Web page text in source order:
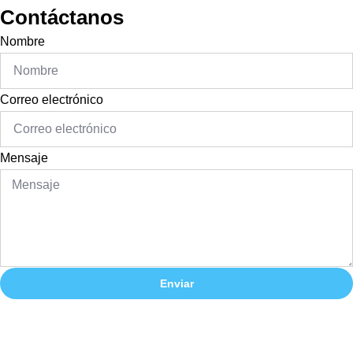
Contáctanos
Nombre
Correo electrónico
Mensaje
Enviar